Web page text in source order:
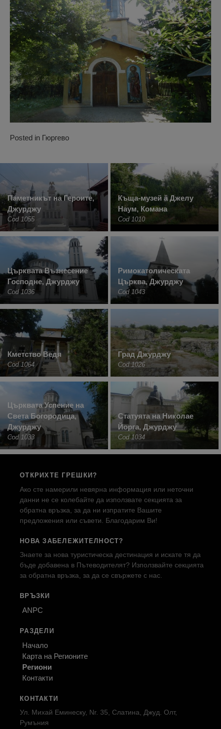
Posted in Гюргево
Паметникът на Героите,
Джурджу
Cod 1055
Къща-музей ă Джелу
Наум, Комана
Cod 1010
Църквата Възнесение
Господне, Джурджу
Cod 1036
Римокатолическата
Църква, Джурджу
Cod 1043
Кметство Ведя
Cod 1064
Град Джурджу
Cod 1026
Църквата Успение на
Света Богородица,
Джурджу
Cod 1033
Статуята на Николае
Йорга, Джурджу
Cod 1034
ОТКРИХТЕ ГРЕШКИ?
Ако сте намерили невярна информация или неточни
данни не се колебайте да използвате секцията за
обратна връзка, за да ни изпратите Вашите
предложения или съвети. Благодарим Ви!
НОВА ЗАБЕЛЕЖИТЕЛНОСТ?
Знаете за нова туристическа дестинация и искате тя да
бъде добавена в Пътеводителят? Използвайте секцията
за обратна връзка, за да се свържете с нас.
ВРЪЗКИ
ANPC
РАЗДЕЛИ
Начало
Карта на Регионите
Региони
Контакти
КОНТАКТИ
Ул. Михай Еминеску, Nr. 35, Слатина, Джуд. Олт,
Румъния